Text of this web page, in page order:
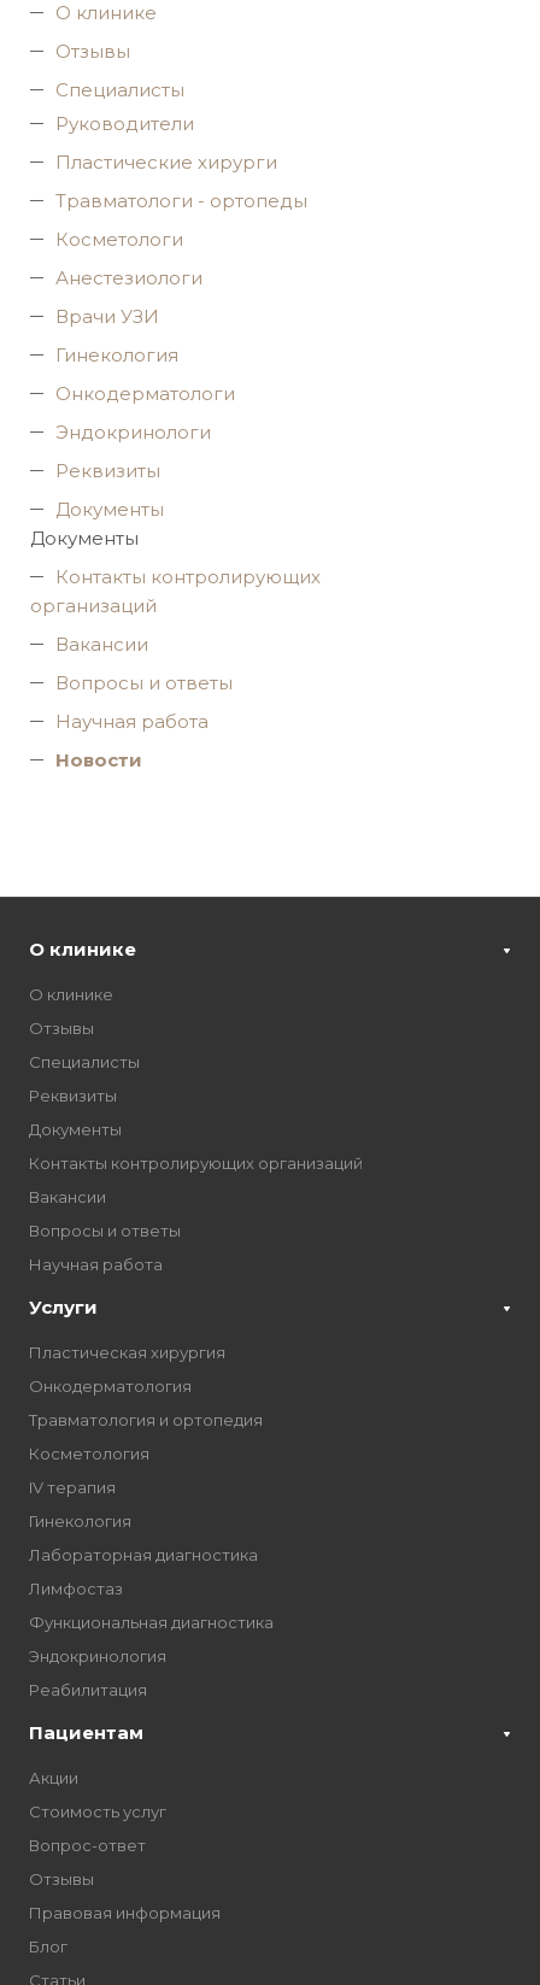
О клинике
Отзывы
Специалисты
Руководители
Пластические хирурги
Травматологи - ортопеды
Косметологи
Анестезиологи
Врачи УЗИ
Гинекология
Онкодерматологи
Эндокринологи
Реквизиты
Документы
Документы
Контакты контролирующих
организаций
Вакансии
Вопросы и ответы
Научная работа
Новости
О клинике
О клинике
Отзывы
Специалисты
Реквизиты
Документы
Контакты контролирующих организаций
Вакансии
Вопросы и ответы
Научная работа
Услуги
Пластическая хирургия
Онкодерматология
Травматология и ортопедия
Косметология
IV терапия
Гинекология
Лабораторная диагностика
Лимфостаз
Функциональная диагностика
Эндокринология
Реабилитация
Пациентам
Акции
Стоимость услуг
Вопрос-ответ
Отзывы
Правовая информация
Блог
Статьи